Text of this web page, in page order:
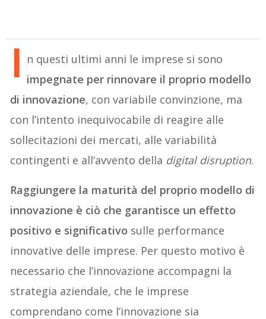
I n questi ultimi anni le imprese si sono
impegnate per rinnovare il proprio modello
di innovazione, con variabile convinzione, ma
con l’intento inequivocabile di reagire alle
sollecitazioni dei mercati, alle variabilità
contingenti e all’avvento della digital disruption.
Raggiungere la maturità del proprio modello di
innovazione è ciò che garantisce un effetto
positivo e significativo sulle performance
innovative delle imprese. Per questo motivo è
necessario che l’innovazione accompagni la
strategia aziendale, che le imprese
comprendano come l’innovazione sia